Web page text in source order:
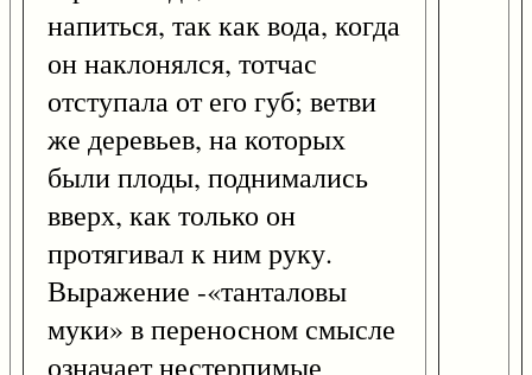
напиться, так как вода, когда
он наклонялся, тотчас
отступала от его губ; ветви
же деревьев, на которых
были плоды, поднимались
вверх, как только он
протягивал к ним руку.
Выражение -«танталовы
муки» в переносном смысле
означает нестерпимые